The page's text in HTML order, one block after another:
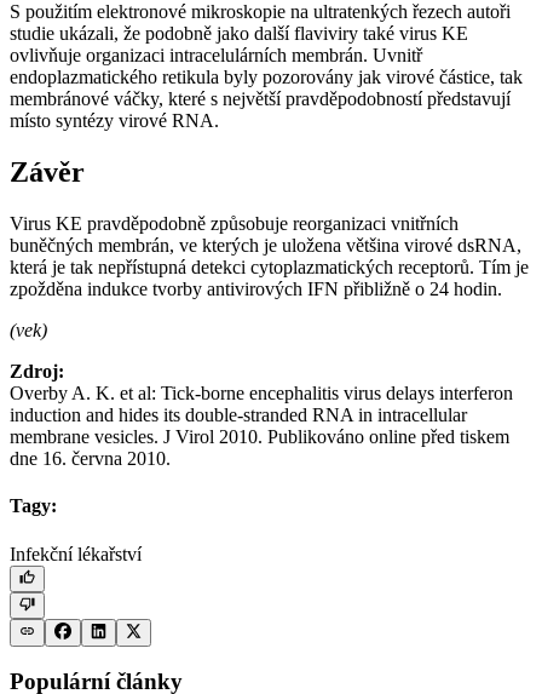
S použitím elektronové mikroskopie na ultratenkých řezech autoři
studie ukázali, že podobně jako další flaviviry také virus KE
ovlivňuje organizaci intracelulárních membrán. Uvnitř
endoplazmatického retikula byly pozorovány jak virové částice, tak
membránové váčky, které s největší pravděpodobností představují
místo syntézy virové RNA.
Závěr
Virus KE pravděpodobně způsobuje reorganizaci vnitřních
buněčných membrán, ve kterých je uložena většina virové dsRNA,
která je tak nepřístupná detekci cytoplazmatických receptorů. Tím je
zpožděna indukce tvorby antivirových IFN přibližně o 24 hodin.
(vek)
Zdroj:
Overby A. K. et al: Tick-borne encephalitis virus delays interferon
induction and hides its double-stranded RNA in intracellular
membrane vesicles. J Virol 2010. Publikováno online před tiskem
dne 16. června 2010.
Tagy:
Infekční lékařství
Populární články